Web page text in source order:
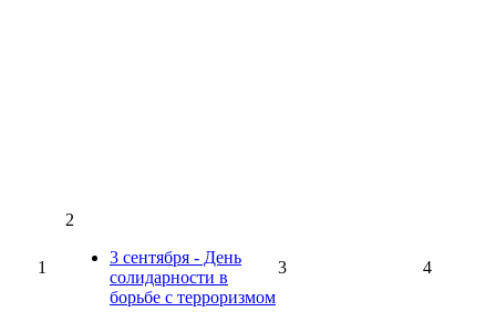
1
2
3 сентября - День
солидарности в
борьбе с терроризмом
3 4